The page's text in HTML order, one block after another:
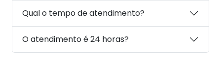
Qual o tempo de atendimento?
O atendimento é 24 horas?